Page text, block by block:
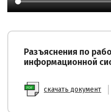
Разъяснения по
информационной
скачать документ